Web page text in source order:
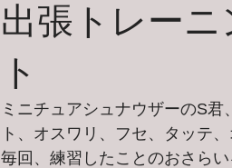
出張トレー
ト
ミニチュアシュナウザーのS
ト、オスワリ、フセ、タッテ
毎回、練習したことのおさら